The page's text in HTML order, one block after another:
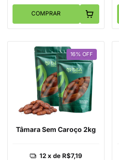
COMPRAR
16% OFF
Tâmara Sem Caroço 2kg
12 x deR$7,19